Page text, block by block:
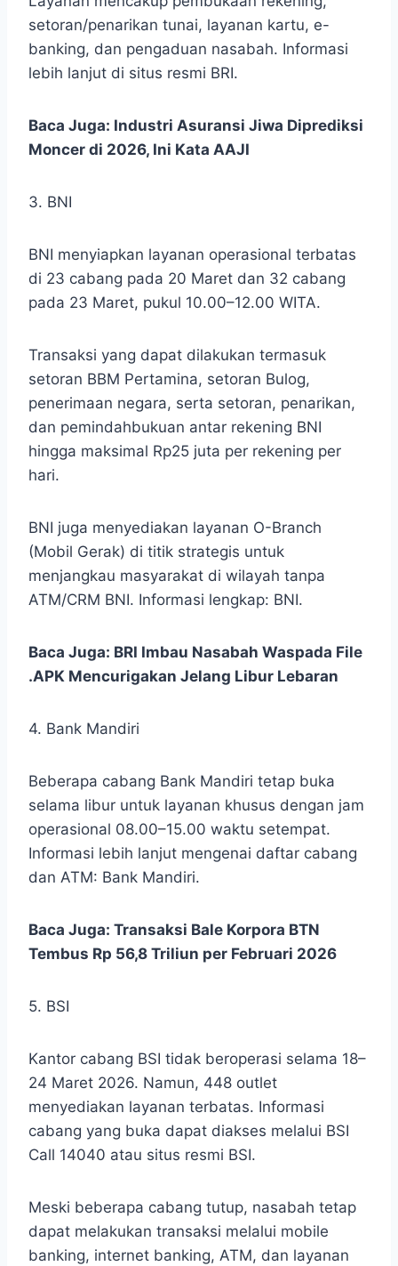
setoran/penarikan tunai, layanan kartu, e-
banking, dan pengaduan nasabah. Informasi
lebih lanjut di situs resmi BRI.
Baca Juga: Industri Asuransi Jiwa Diprediksi
Moncer di 2026, Ini Kata AAJI
3. BNI
BNI menyiapkan layanan operasional terbatas
di 23 cabang pada 20 Maret dan 32 cabang
pada 23 Maret, pukul 10.00–12.00 WITA.
Transaksi yang dapat dilakukan termasuk
setoran BBM Pertamina, setoran Bulog,
penerimaan negara, serta setoran, penarikan,
dan pemindahbukuan antar rekening BNI
hingga maksimal Rp25 juta per rekening per
hari.
BNI juga menyediakan layanan O-Branch
(Mobil Gerak) di titik strategis untuk
menjangkau masyarakat di wilayah tanpa
ATM/CRM BNI. Informasi lengkap: BNI.
Baca Juga: BRI Imbau Nasabah Waspada File
.APK Mencurigakan Jelang Libur Lebaran
4. Bank Mandiri
Beberapa cabang Bank Mandiri tetap buka
selama libur untuk layanan khusus dengan jam
operasional 08.00–15.00 waktu setempat.
Informasi lebih lanjut mengenai daftar cabang
dan ATM: Bank Mandiri.
Baca Juga: Transaksi Bale Korpora BTN
Tembus Rp 56,8 Triliun per Februari 2026
5. BSI
Kantor cabang BSI tidak beroperasi selama 18–
24 Maret 2026. Namun, 448 outlet
menyediakan layanan terbatas. Informasi
cabang yang buka dapat diakses melalui BSI
Call 14040 atau situs resmi BSI.
Meski beberapa cabang tutup, nasabah tetap
dapat melakukan transaksi melalui mobile
banking, internet banking, ATM, dan layanan